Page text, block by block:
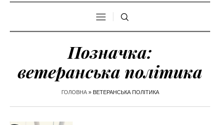
Позначка:
ветеранська політика
ГОЛОВНА» ВЕТЕРАНСЬКА ПОЛІТИКА